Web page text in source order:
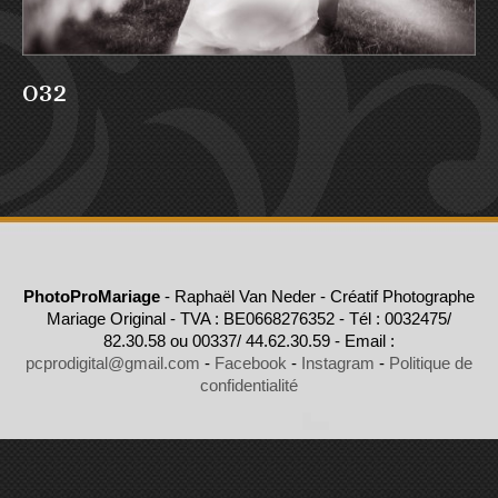
032
PhotoProMariage - Raphaël Van Neder - Créatif Photographe
Mariage Original - TVA : BE0668276352 - Tél : 0032475/
82.30.58 ou 00337/ 44.62.30.59 - Email :
pcprodigital@gmail.com - Facebook - Instagram - Politique de
confidentialité